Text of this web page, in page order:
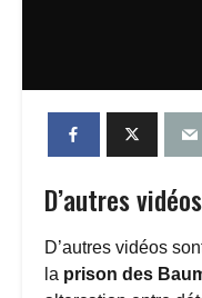
D’autres
D’autres vidéos
la prison des